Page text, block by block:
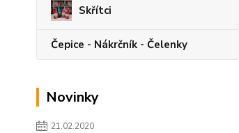
Skřítci
Čepice - Nákrčník - Čelenky
Novinky
21.02.2020